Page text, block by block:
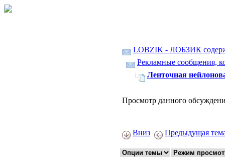
LOBZIK - ЛОБЗИК
Рекламные сообщения,
Ленточная
Просмотр данного
Вниз Предыдущая